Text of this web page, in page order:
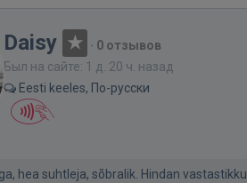
Daisy · 0 отзывов
Был на сайте: 1 д. 20 ч. назад
Eesti keeles, По-русски
hea suhtleja, sõbralik. Hindan